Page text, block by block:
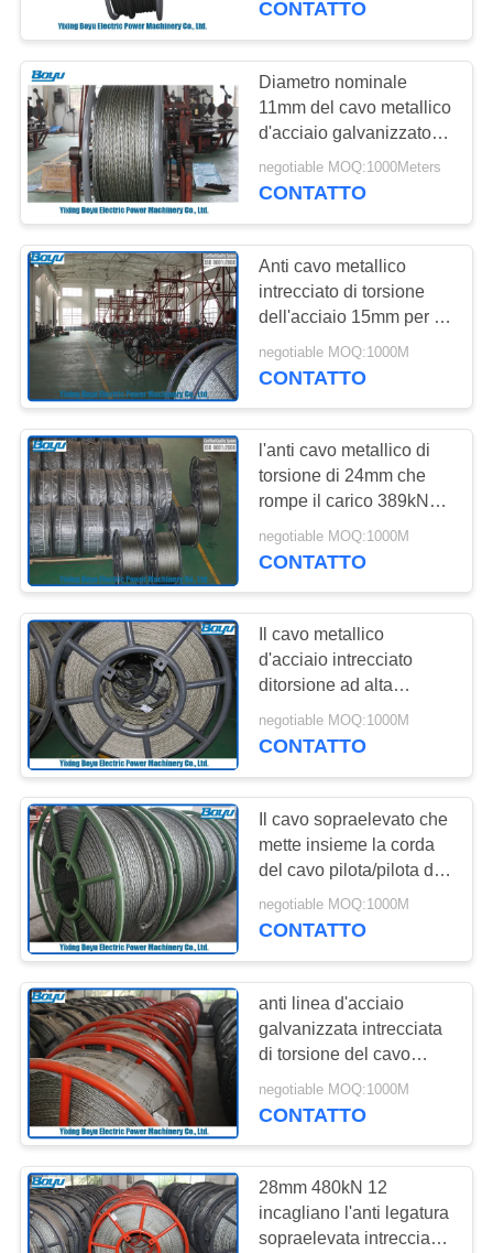
CONTATTO
Diametro nominale
11mm del cavo metallico
d'acciaio galvanizzato
forza ad alta resistenza
di 12 fili
negotiable MOQ:1000Meters
CONTATTO
Anti cavo metallico
intrecciato di torsione
dell'acciaio 15mm per la
legatura ad alta tensione
del cavo 158kN
negotiable MOQ:1000M
CONTATTO
l'anti cavo metallico di
torsione di 24mm che
rompe il carico 389kN
18 incaglia la linea della
struttura T25 che mette
negotiable MOQ:1000M
CONTATTO
Il cavo metallico
d'acciaio intrecciato
ditorsione ad alta
resistenza/ha
galvanizzato la corda di
negotiable MOQ:1000M
CONTATTO
Il cavo sopraelevato che
mette insieme la corda
del cavo pilota/pilota di
28mm ha galvanizzato il
cavo metallico d'acciaio
negotiable MOQ:1000M
CONTATTO
anti linea d'acciaio
galvanizzata intrecciata
di torsione del cavo
metallico di 30mm
540kN T29 che mette
negotiable MOQ:1000M
CONTATTO
28mm 480kN 12
incagliano l'anti legatura
sopraelevata intrecciata